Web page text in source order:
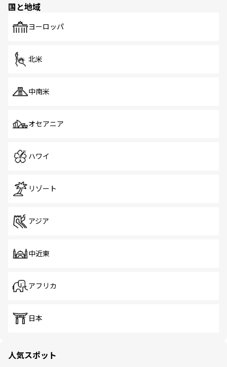
で、ホーカーズは地元の風情を楽しめる外せないスポット
国と地域
ヨーロッパ
北米
中南米
オセアニア
ハワイ
リゾート
アジア
中近東
アフリカ
日本
人気スポット